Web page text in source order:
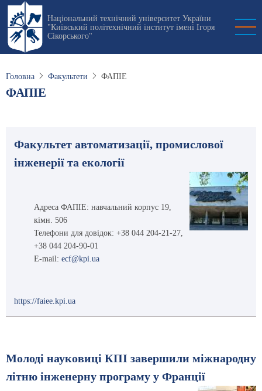
Перейти
основного
вмісту
Національний технічний університет України
"Київський політехнічний інститут імені Ігоря
Сікорського"
Головна Факультети ФАПІЕ
ФАПІЕ
Факультет автоматизації, промислової
інженерії та екології
Адреса ФАПІЕ: навчальний корпус 19,
кiмн. 506
Телефони для довiдок: +38 044 204-21-27,
+38 044 204-90-01
E-mail: ecf@kpi.ua
https://faiee.kpi.ua
Молоді науковиці КПІ завершили міжнародну
літню інженерну програму у Франції